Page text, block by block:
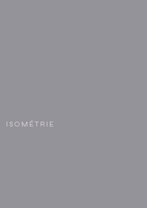
ISOMÉTRIE